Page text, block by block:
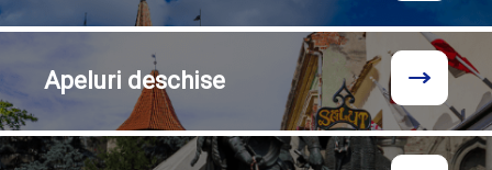
Apeluri deschise